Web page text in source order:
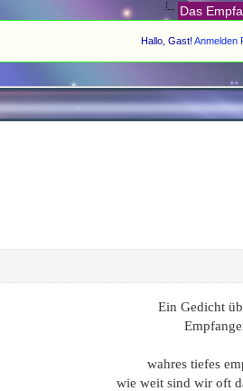
Das
Hallo, Gast! Anmelden
Ein Gedicht
wahres tiefes
wie weit sind wir oft